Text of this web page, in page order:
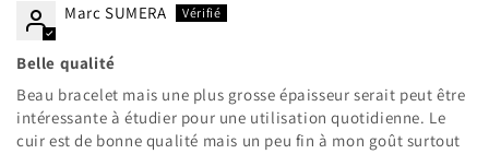
Marc SUMERA
Belle qualité
Beau bracelet mais une plus grosse épaisseur serait peut être
intéressante à étudier pour une utilisation quotidienne. Le
cuir est de bonne qualité mais un peu fin à mon goût surtout
Se connecter